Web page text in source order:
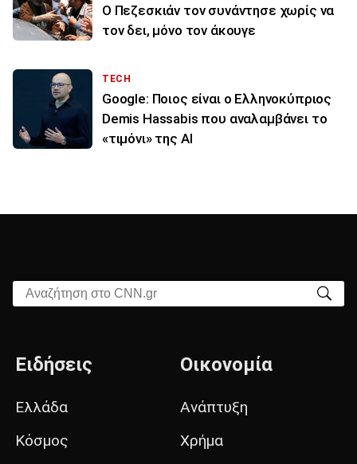
Ο Πεζεσκιάν τον συνάντησε χωρίς να
τον δει, μόνο τον άκουγε
TECH
Google: Ποιος είναι ο Ελληνοκύπριος
Demis Hassabis που αναλαμβάνει το
«τιμόνι» της ΑΙ
Αναζήτηση στο CNN.gr
Ειδήσεις
Ελλάδα
Κόσμος
Οικονομία
Ανάπτυξη
Χρήμα